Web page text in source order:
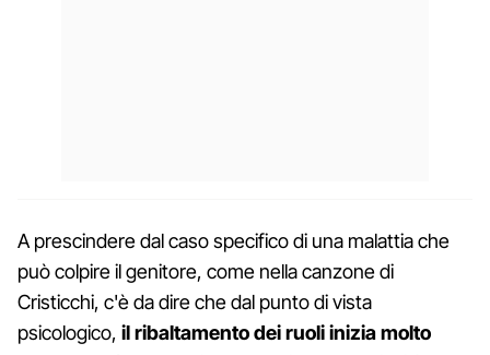
A prescindere dal caso specifico di una malattia che
può colpire il genitore, come nella canzone di
Cristicchi, c'è da dire che dal punto di vista
psicologico, il ribaltamento dei ruoli inizia molto